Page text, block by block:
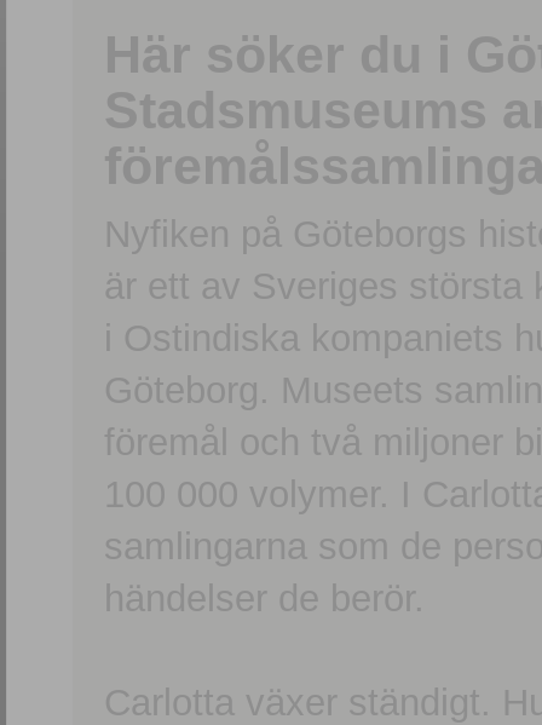
Här söker du i
Stadsmuseums
Nyfiken på Göteborgs
är ett av Sveriges största
i Ostindiska kompaniets
Göteborg. Museets
föremål och två miljoner
100 000 volymer. I
samlingarna som de
händelser de berör.
Carlotta växer ständigt.